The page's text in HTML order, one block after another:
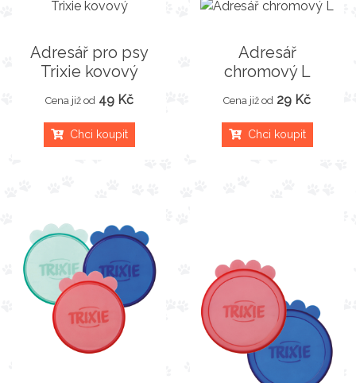
Adresář pro psy
Trixie kovový
Cena již od 49 Kč
Chci koupit
Adresář
chromový L
Cena již od 29 Kč
Chci koupit